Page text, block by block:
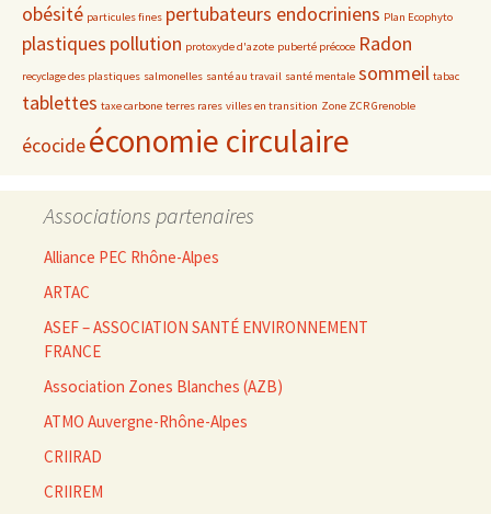
obésité particules fines pertubateurs endocriniens Plan Ecophyto
plastiques pollution protoxyde d'azote puberté précoce Radon
recyclage des plastiques salmonelles santé au travail santé mentale sommeil tabac
tablettes taxe carbone terres rares villes en transition Zone ZCR Grenoble
écocideéconomie circulaire
Associations partenaires
Alliance PEC Rhône-Alpes
ARTAC
ASEF – ASSOCIATION SANTÉ ENVIRONNEMENT
FRANCE
Association Zones Blanches (AZB)
ATMO Auvergne-Rhône-Alpes
CRIIRAD
CRIIREM